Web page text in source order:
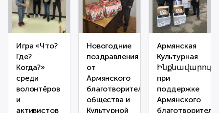
Игра «Что?
Где?
Когда?»
среди
волонтёров
и
активистов
Новогодние
поздравления
от
Армянского
благотворительного
общества и
Культурной
Армянская
Культурная
при
поддержке
Армянского